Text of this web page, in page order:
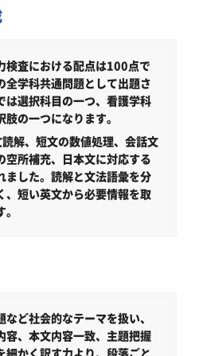
検査における配点は100点で
学科共通問題として出題さ
は選択科目の一つ、看護学科
の一つになります。
解、短文の数値処理、会話文
空所補充、日本文に対応する
ました。読解と文法語彙を分
、短い英文から必要情報を取
ど社会的なテーマを扱い、
容、本文内容一致、主題把握